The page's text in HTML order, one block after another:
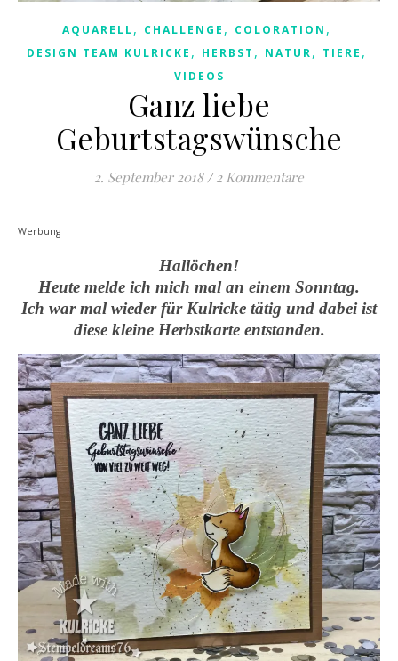
AQUARELL, CHALLENGE , COLORATION ,
DESIGN TEAM KULRICKE , HERBST , NATUR, TIERE ,
VIDEOS
Ganz liebe
Geburtstagswünsche
2. September 2018 / 2 Kommentare
Werbung
Hallöchen!
Heute melde ich mich mal an einem Sonntag.
Ich war mal wieder für Kulricke tätig und dabei ist
diese kleine Herbstkarte entstanden.